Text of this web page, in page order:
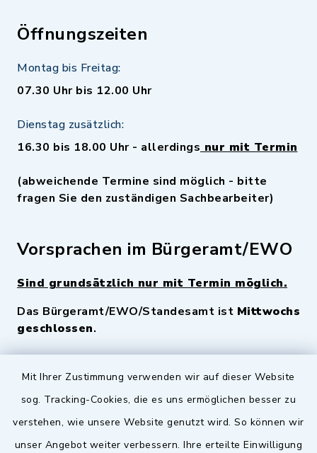
Mit Ihrer Zustimmung verwenden wir auf dieser Website
sog. Tracking-Cookies, die es uns ermöglichen besser zu
verstehen, wie unsere Website genutzt wird. So können wir
unser Angebot weiter verbessern. Ihre erteilte Einwilligung
Öffnungszeiten
Montag bis Freitag:
07.30 Uhr bis 12.00 Uhr
Dienstag zusätzlich:
16.30 bis 18.00 Uhr - allerdings nur mit Termin
(abweichende Termine sind möglich - bitte
fragen Sie den zuständigen Sachbearbeiter)
Vorsprachen im Bürgeramt/EWO
Sind grundsätzlich nur mit Termin möglich.
Das Bürgeramt/EWO/Standesamt ist Mittwochs
geschlossen.
Quicklinks
Zenngrund Allianz